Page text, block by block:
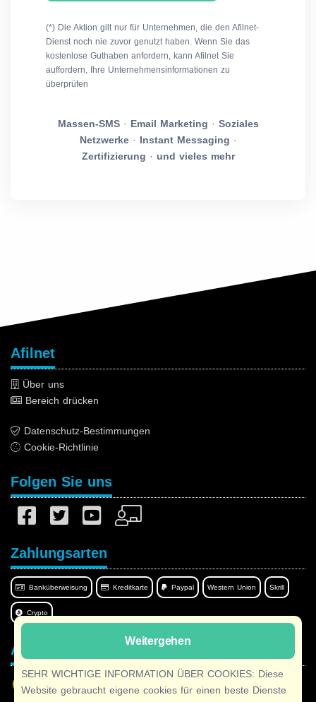
(*) Die Aktion gilt nur für Unternehmen, die den Afilnet-
Dienst noch nie zuvor genutzt haben. Wenn Sie das
kostenlose Guthaben anfordern, kann Afilnet Sie
auffordern, Ihre Unternehmensinformationen zu
überprüfen
Massen-SMS· Email Marketing · Soziales
Netzwerke· Instant Messaging ·
Zertifizierung · und vieles mehr
Weitergehen
SEHR WICHTIGE INFORMATION ÜBER COOKIES: Diese
Website gebraucht eigene cookies für einen beste Dienste
Afilnet
Über uns
Bereich drücken
Datenschutz-Bestimmungen
Cookie-Richtlinie
Folgen Sie uns
Zahlungsarten
Banküberweisung Kreditkarte Paypal Western Union Skrill
Crypto
Afilnet in Ihrer Sprache